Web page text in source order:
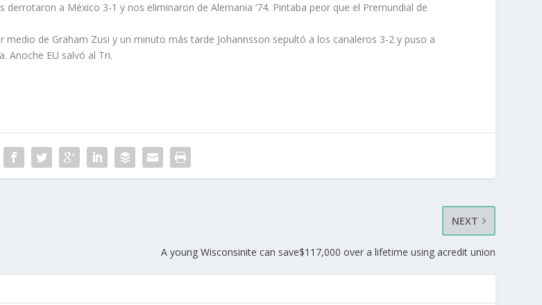
a México 3-1 y nos eliminaron de Alemania ’74. Pintaba peor que el Premundial de
medio de Graham Zusi y un minuto más tarde Johannsson sepultó a los canaleros 3-2 y puso a
Anoche EU salvó al Tri.
NEXT
A young Wisconsinite can save$117,000 over a lifetime using acredit union